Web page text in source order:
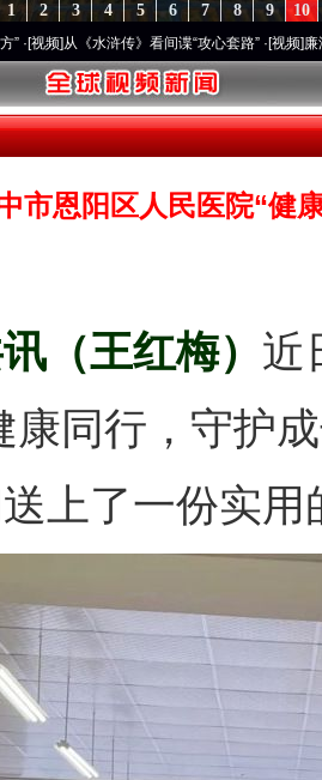
10
9
8
7
6
5
4
3
2
1
水浒传》看间谍“攻心套路”·[视频]廉洁文化中国
市恩阳区人民医院“健
（王红梅） 近
康同行，守护
上了一份实用